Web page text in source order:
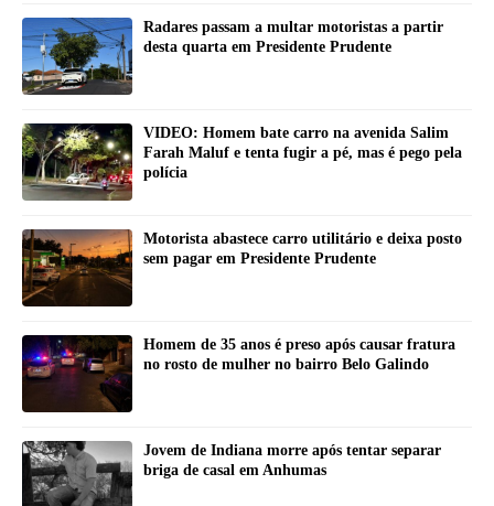
Radares passam a multar motoristas a partir
desta quarta em Presidente Prudente
VIDEO: Homem bate carro na avenida Salim
Farah Maluf e tenta fugir a pé, mas é pego pela
polícia
Motorista abastece carro utilitário e deixa posto
sem pagar em Presidente Prudente
Homem de 35 anos é preso após causar fratura
no rosto de mulher no bairro Belo Galindo
Jovem de Indiana morre após tentar separar
briga de casal em Anhumas